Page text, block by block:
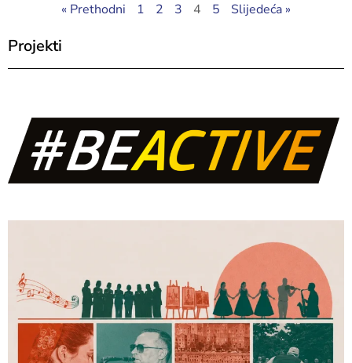
« Prethodni 1 2 3 4 5 Slijedeća »
Projekti